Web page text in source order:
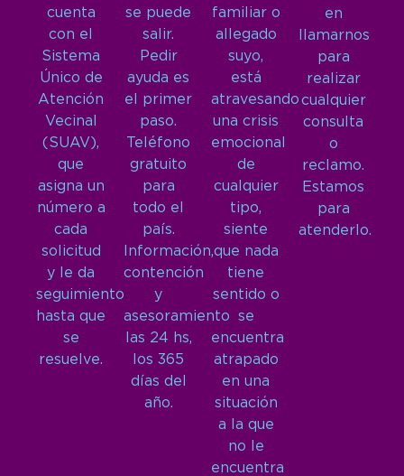
cuenta
con el
Sistema
Único de
Atención
Vecinal
(SUAV),
que
asigna un
número a
cada
solicitud
y le da
seguimiento
hasta que
se
resuelve.
se puede
salir.
Pedir
ayuda es
el primer
paso.
Teléfono
gratuito
para
todo el
país.
Información,
contención
y
asesoramiento
las 24 hs,
los 365
días del
año.
familiar o
allegado
suyo,
está
atravesando
una crisis
emocional
de
cualquier
tipo,
siente
que nada
tiene
sentido o
se
encuentra
atrapado
en una
situación
a la que
no le
encuentra
en
llamarnos
para
realizar
cualquier
consulta
o
reclamo.
Estamos
para
atenderlo.